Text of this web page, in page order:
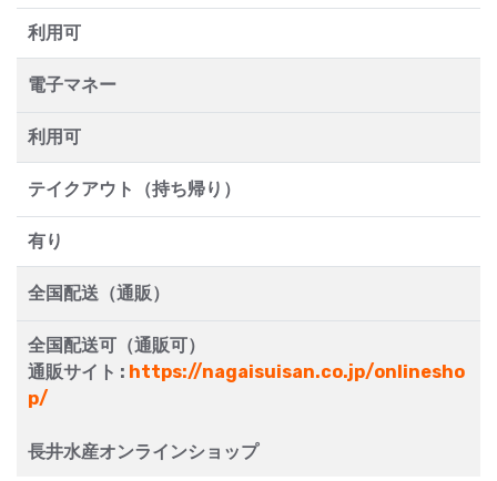
利用可
電子マネー
利用可
テイクアウト（持ち帰り）
有り
全国配送（通販）
全国配送可（通販可）
通販サイト : https://nagaisuisan.co.jp/onlinesho
p/
長井水産オンラインショップ